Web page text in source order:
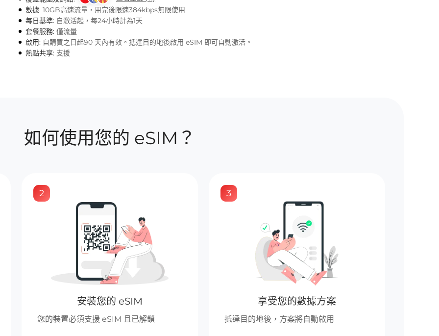
數據: 10GB高速流量，用完後限速384kbps無限使用
每日基準: 自激活起，每24小時計為1天
套餐服務: 僅流量
啟用: 自購買之日起90 天內有效。抵達目的地後啟用 eSIM 即可自動激活。
熱點共享: 支援
如何使用您的 eSIM？
2
安裝您的 eSIM
您的裝置必須支援 eSIM 且已解鎖
3
享受您的數據方案
抵達目的地後，方案將自動啟用